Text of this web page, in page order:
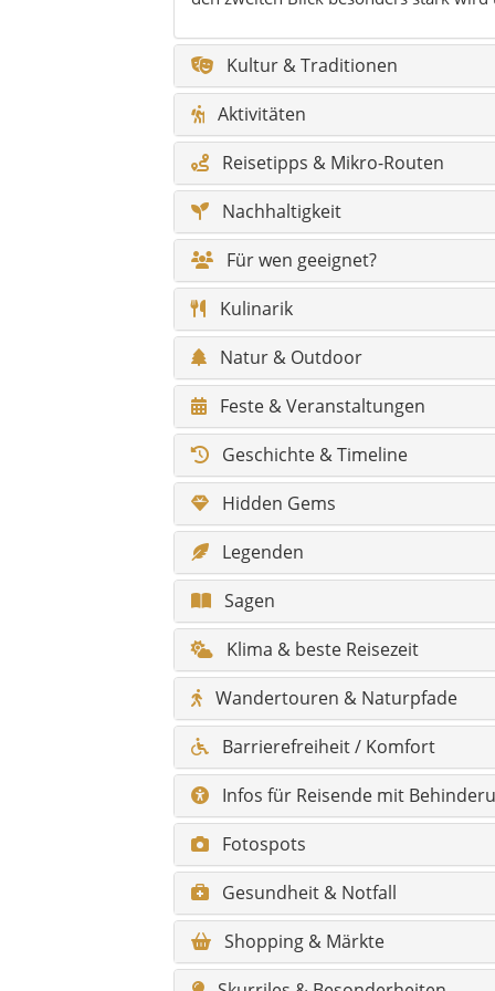
Natur & Outdoor
Feste & Veranstaltungen
Geschichte & Timeline
Hidden Gems
Legenden
Sagen
Klima & beste Reisezeit
Wandertouren & Naturpfade
Barrierefreiheit / Komfort
Infos für Reisende mit
Fotospots
Gesundheit & Notfall
Shopping & Märkte
Skurriles & Besonderheiten
Alle Sehenswürdigkeiten
Alle Hidden Gems
FAQ zu Çatalpınar
Hauptorte mit Kurzbeschreibung
Orte / Mahalle mit